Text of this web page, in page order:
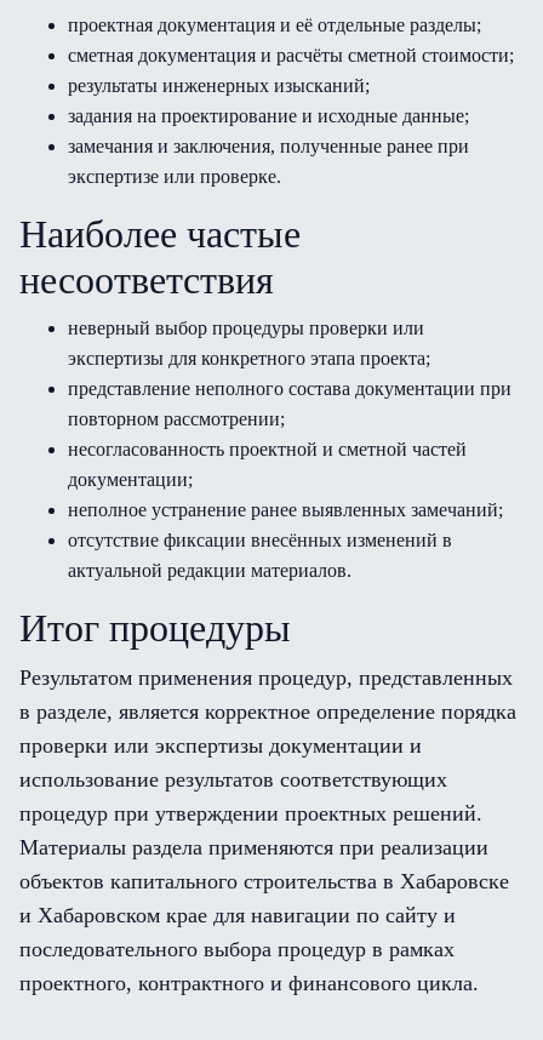
проектная документация и её отдельные разделы;
сметная документация и расчёты сметной стоимости;
результаты инженерных изысканий;
задания на проектирование и исходные данные;
замечания и заключения, полученные ранее при
экспертизе или проверке.
Наиболее частые
несоответствия
неверный выбор процедуры проверки или
экспертизы для конкретного этапа проекта;
представление неполного состава документации при
повторном рассмотрении;
несогласованность проектной и сметной частей
документации;
неполное устранение ранее выявленных замечаний;
отсутствие фиксации внесённых изменений в
актуальной редакции материалов.
Итог процедуры
Результатом применения процедур, представленных
в разделе, является корректное определение порядка
проверки или экспертизы документации и
использование результатов соответствующих
процедур при утверждении проектных решений.
Материалы раздела применяются при реализации
объектов капитального строительства в Хабаровске
и Хабаровском крае для навигации по сайту и
последовательного выбора процедур в рамках
проектного, контрактного и финансового цикла.